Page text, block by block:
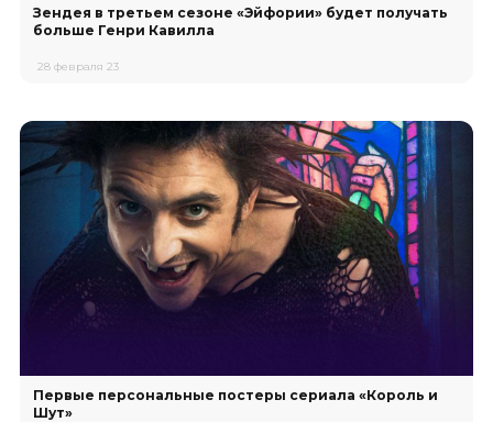
Зендея в третьем сезоне «Эйфории» будет получать
больше Генри Кавилла
28 февраля 23
Первые персональные постеры сериала «Король и
Шут»